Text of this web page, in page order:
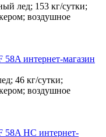
лед; 153 кг/сутки;
воздушное
46 кг/сутки;
воздушное